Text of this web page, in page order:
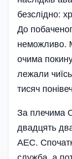
безслідно:
До
неможливо.
очима
лежали
тисяч
За плечима
двадцять
АЕС.